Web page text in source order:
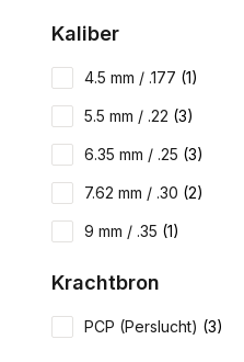
Kaliber
4.5 mm / .177 (1)
5.5 mm / .22 (3)
6.35 mm / .25 (3)
7.62 mm / .30 (2)
9 mm / .35 (1)
Krachtbron
PCP (Perslucht) (3)